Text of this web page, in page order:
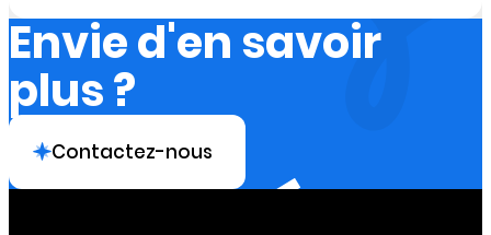
Envie d'en savoir
plus ?
Contactez-nous